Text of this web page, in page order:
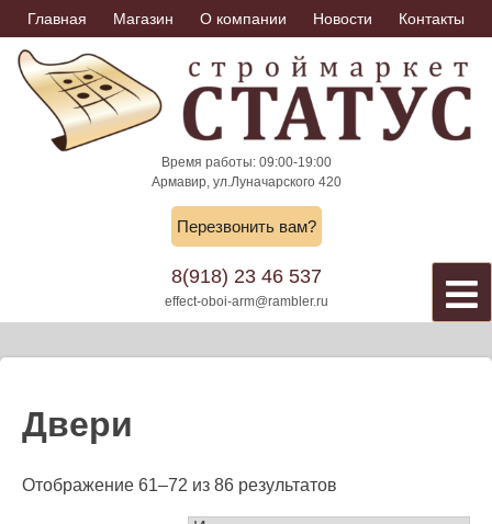
Skip
to
content
Главная Магазин О компании Новости Контакты
Время работы: 09:00-19:00
Армавир, ул.Луначарского 420
Перезвонить вам?
8(918) 23 46 537
effect-oboi-arm@rambler.ru
Двери
Отображение 61–72 из 86 результатов